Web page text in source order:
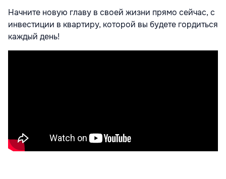
Начните новую главу в своей жизни прямо сейчас, с
инвестиции в квартиру, которой вы будете гордиться
каждый день!